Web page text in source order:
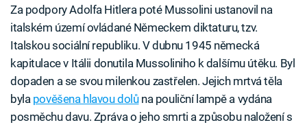
Za podpory Adolfa Hitlera poté Mussolini ustanovil na
italském území ovládané Německem diktaturu, tzv.
Italskou sociální republiku. V dubnu 1945 německá
kapitulace v Itálii donutila Mussoliniho k dalšímu útěku. Byl
dopaden a se svou milenkou zastřelen. Jejich mrtvá těla
byla pověšena hlavou dolůna pouliční lampě a vydána
posměchu davu. Zpráva o jeho smrti a způsobu naložení s